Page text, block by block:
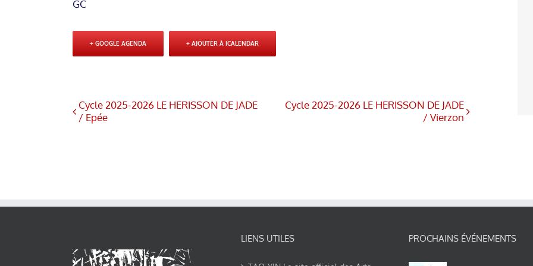
GC
+ GOOGLE AGENDA + AJOUTER À ICALENDAR
Cycle 2025-2026 LE HERISSON DE JADE
/ Epée
Cycle 2025-2026 LE HERISSON DE JADE
/ Vierzon
LIENS UTILES PROCHAINS ÉVÉNEMENTS